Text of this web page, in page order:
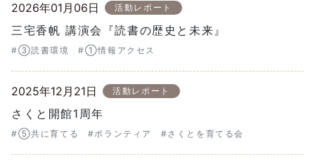
2026年01月06日 活動レポート
三宅香帆 講演会『読書の歴史と未来』
#③読書環境 #①情報アクセス
2025年12月21日 活動レポート
さくと開館1周年
#⑤共に育てる #ボランティア #さくとを育てる会